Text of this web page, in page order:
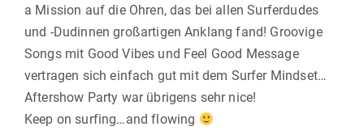
a Mission auf die Ohren, das bei allen Surferdudes
und -Dudinnen großartigen Anklang fand! Groovige
Songs mit Good Vibes und Feel Good Message
vertragen sich einfach gut mit dem Surfer Mindset…
Aftershow Party war übrigens sehr nice!
Keep on surfing…and flowing